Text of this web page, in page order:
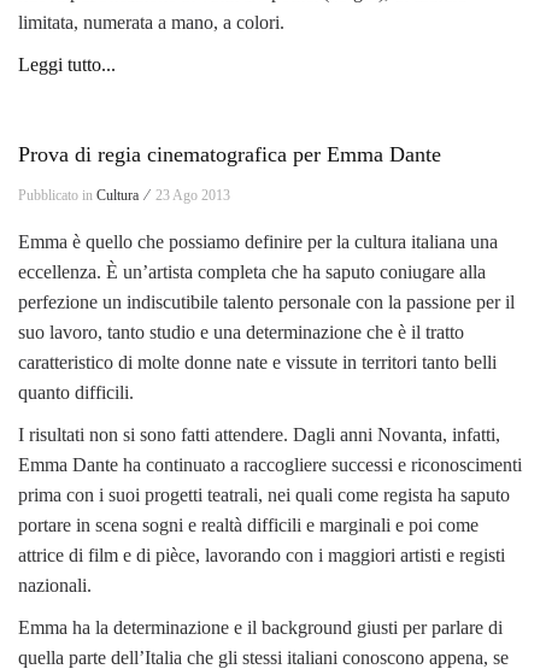
limitata, numerata a mano, a colori.
Leggi tutto...
Prova di regia cinematografica per Emma Dante
Pubblicato in Cultura ⁄ 23 Ago 2013
Emma è quello che possiamo definire per la cultura italiana una
eccellenza. È un’artista completa che ha saputo coniugare alla
perfezione un indiscutibile talento personale con la passione per il
suo lavoro, tanto studio e una determinazione che è il tratto
caratteristico di molte donne nate e vissute in territori tanto belli
quanto difficili.
I risultati non si sono fatti attendere. Dagli anni Novanta, infatti,
Emma Dante ha continuato a raccogliere successi e riconoscimenti
prima con i suoi progetti teatrali, nei quali come regista ha saputo
portare in scena sogni e realtà difficili e marginali e poi come
attrice di film e di pièce, lavorando con i maggiori artisti e registi
nazionali.
Emma ha la determinazione e il background giusti per parlare di
quella parte dell’Italia che gli stessi italiani conoscono appena, se